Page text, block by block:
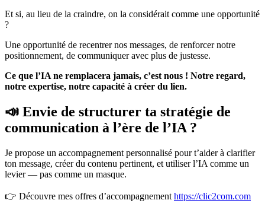
Et si, au lieu de la craindre, on la considérait comme une opportunité
?
Une opportunité de recentrer nos messages, de renforcer notre
positionnement, de communiquer avec plus de justesse.
Ce que l’IA ne remplacera jamais, c’est nous ! Notre regard,
notre expertise, notre capacité à créer du lien.
📣 Envie de structurer ta stratégie de
communication à l’ère de l’IA ?
Je propose un accompagnement personnalisé pour t’aider à clarifier
ton message, créer du contenu pertinent, et utiliser l’IA comme un
levier — pas comme un masque.
👉 Découvre mes offres d’accompagnement https://clic2com.com